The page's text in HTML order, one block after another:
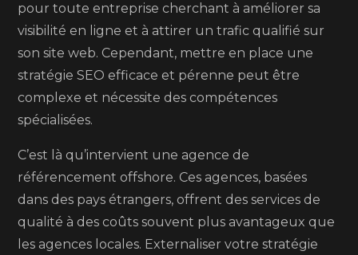
pour toute entreprise cherchant à améliorer sa
visibilité en ligne et à attirer un trafic qualifié sur
son site web. Cependant, mettre en place une
stratégie SEO efficace et pérenne peut être
complexe et nécessite des compétences
spécialisées.
C’est là qu’intervient une agence de
référencement offshore. Ces agences, basées
dans des pays étrangers, offrent des services de
qualité à des coûts souvent plus avantageux que
les agences locales. Externaliser votre stratégie